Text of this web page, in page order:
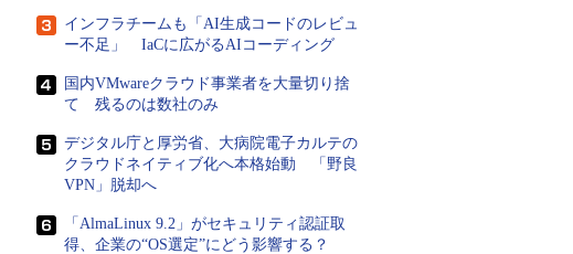
インフラチームも「AI生成コードのレビュ
ー不足」 IaCに広がるAIコーディング
国内VMwareクラウド事業者を大量切り捨
て 残るのは数社のみ
デジタル庁と厚労省、大病院電子カルテの
クラウドネイティブ化へ本格始動 「野良
VPN」脱却へ
「AlmaLinux 9.2」がセキュリティ認証取
得、企業の“OS選定”にどう影響する？